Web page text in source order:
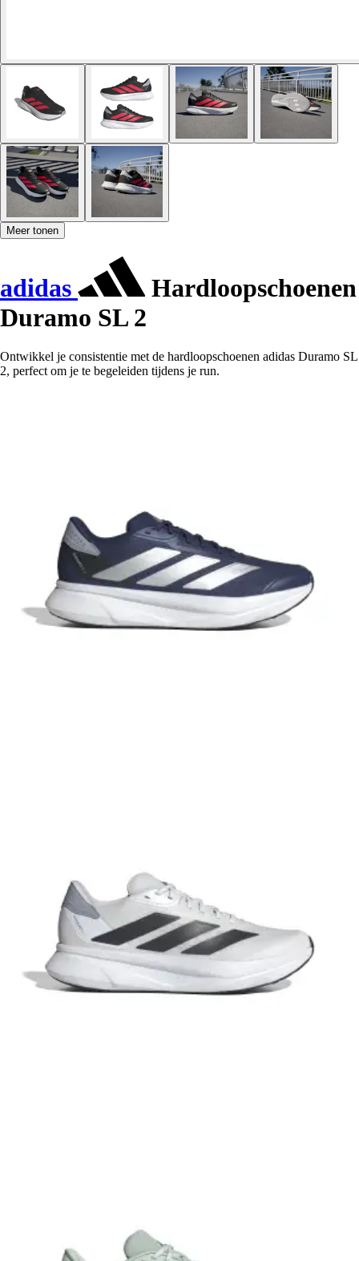
Meer tonen
adidas
Hardloopschoenen
Duramo SL 2
Ontwikkel je consistentie met de hardloopschoenen adidas Duramo SL
2, perfect om je te begeleiden tijdens je run.